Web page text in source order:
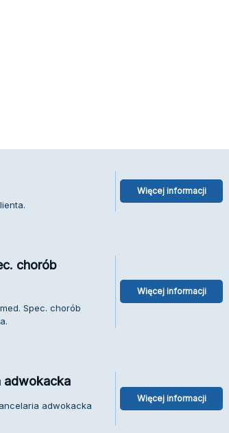
Więcej informacji
chorób
Spec. chorób
Więcej informacji
adwokacka
adwokacka
Więcej informacji